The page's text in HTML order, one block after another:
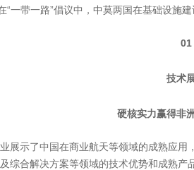
“一带一路”倡议中，中莫两国在基础设施
01
技术
硬核实力赢得非
展示了中国在商业航天等领域的成熟应用
综合解决方案等领域的技术优势和成熟产